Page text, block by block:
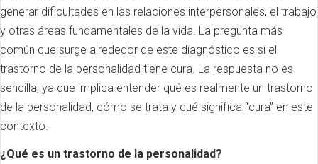
generar dificultades en las relaciones interpersonales, el trabajo
y otras áreas fundamentales de la vida. La pregunta más
común que surge alrededor de este diagnóstico es si el
trastorno de la personalidad tiene cura. La respuesta no es
sencilla, ya que implica entender qué es realmente un trastorno
de la personalidad, cómo se trata y qué significa “cura” en este
contexto.
¿Qué es un trastorno de la personalidad?